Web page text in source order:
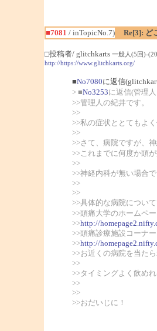
■7081 / inTopicNo.7)
Re[3]: ど
□投稿者/ glitchkarts 一般人(5回)-
http://https://www.glitchkarts.org/
■No7080に返信
> ■No3253に返信(管理
>>管理人の紀井です。
>>
>>私の症状ととてもよ
>>
>>さて、病院ですが、
>>これまでに何度か頭
>>
>>神経内科が無い場合
>>
>>
>>具体的な病院について
>>頭痛大学のホームペ
>>http://
>>頭痛診療施設コーナ
>>http://
>>お近くの病院を当た
>>
>>タイミングよく飲め
>>
>>
>>おだいじに！